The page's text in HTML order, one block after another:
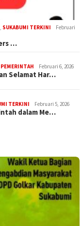
SUKABUMI TERKINI
Februari
…
PEMERINTAH Februari 6, 2026
Selamat Har…
TERKINI Februari 5, 2026
dalam Me…